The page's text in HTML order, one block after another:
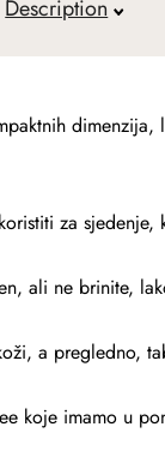
Description
za
ali ne brinite,
a pregledno,
koje imamo u